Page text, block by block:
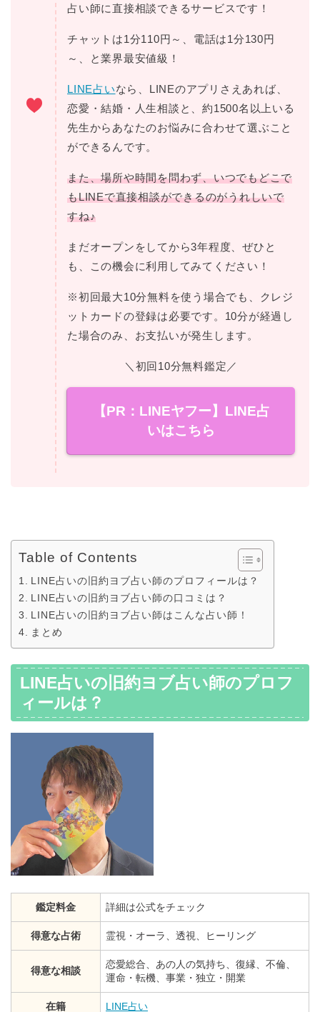
占い師に直接相談できるサービスです！
チャットは1分110円～、電話は1分130円
～、と業界最安値級！
LINE占いなら、LINEのアプリさえあれば、
恋愛・結婚・人生相談と、約1500名以上いる
先生からあなたのお悩みに合わせて選ぶこと
ができるんです。
また、場所や時間を問わず、いつでもどこで
もLINEで直接相談ができるのがうれしいで
すね♪
まだオープンをしてから3年程度、ぜひと
も、この機会に利用してみてください！
※初回最大10分無料を使う場合でも、クレジ
ットカードの登録は必要です。10分が経過し
た場合のみ、お支払いが発生します。
＼初回10分無料鑑定／
【PR：LINEヤフー】LINE占
いはこちら
Table of Contents
LINE占いの旧約ヨブ占い師のプロフィールは？
LINE占いの旧約ヨブ占い師の口コミは？
LINE占いの旧約ヨブ占い師はこんな占い師！
まとめ
LINE占いの旧約ヨブ占い師のプロフ
ィールは？
鑑定料金 詳細は公式をチェック
得意な占術 霊視・オーラ、透視、ヒーリング
得意な相談
恋愛総合、あの人の気持ち、復縁、不倫、
運命・転機、事業・独立・開業
在籍 LINE占い